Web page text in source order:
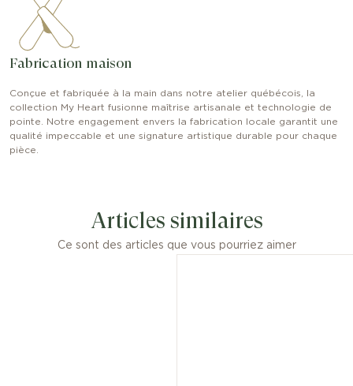
Fabrication maison
Conçue et fabriquée à la main dans notre atelier québécois, la
collection My Heart fusionne maîtrise artisanale et technologie de
pointe. Notre engagement envers la fabrication locale garantit une
qualité impeccable et une signature artistique durable pour chaque
pièce.
Articles similaires
Ce sont des articles que vous pourriez aimer